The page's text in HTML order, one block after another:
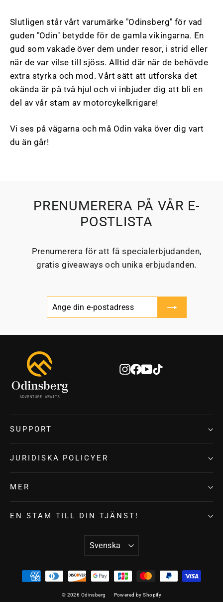
Slutligen står vårt varumärke "Odinsberg" för vad
guden "Odin" betydde för de gamla vikingarna. En
gud som vakade över dem under resor, i strid eller
när de var vilse till sjöss. Alltid där när de behövde
extra styrka och mod. Vårt sätt att utforska det
okända är på två hjul och vi inbjuder dig att bli en
del av vår stam av motorcykelkrigare!
Vi ses på vägarna och må Odin vaka över dig vart
du än går!
PRENUMERERA PÅ VÅR E-
POSTLISTA
Prenumerera för att få specialerbjudanden,
gratis giveaways och unika erbjudanden.
Ange
din
Prenumerera
Instagram
Facebook
YouTube
SUPPORT
JURIDISKA POLICYER
MER
EN STAM TILL DIN TJÄNST!
SPRÅK
Svenska
© 2026 Odinsberg Powered by Shopify